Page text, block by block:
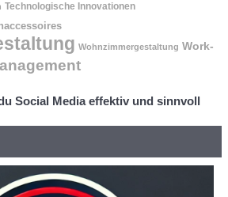
Technologische Innovationen
Wohnzimmergestaltung Work-
Social Media effektiv und sinnvoll